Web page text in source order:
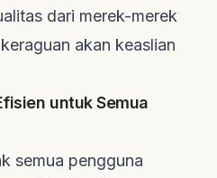
dari merek-merek
akan keaslian
untuk Semua
semua pengguna